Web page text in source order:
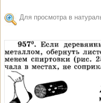
Для просмотра в